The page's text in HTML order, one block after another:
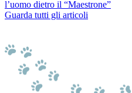
l’uomo dietro il “Maestrone”
Guarda tutti gli articoli